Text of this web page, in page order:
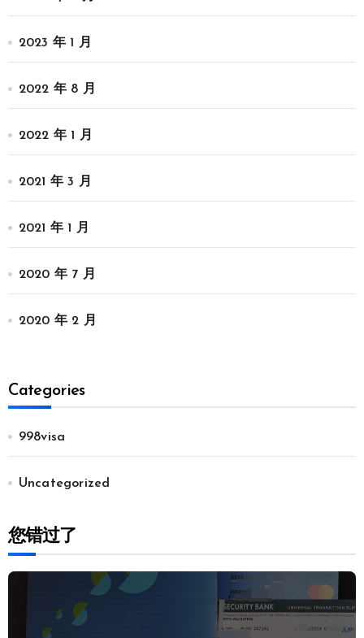
2023 年 1 月
2022 年 8 月
2022 年 1 月
2021 年 3 月
2021 年 1 月
2020 年 7 月
2020 年 2 月
Categories
998visa
Uncategorized
您错过了